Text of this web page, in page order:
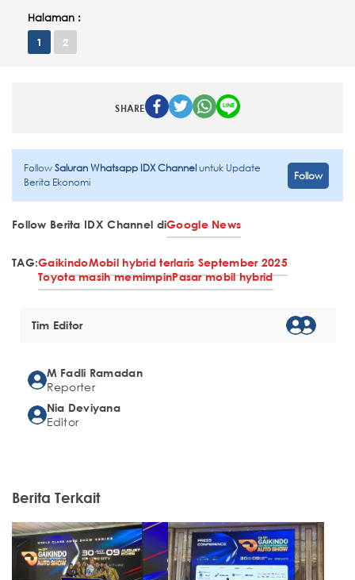
Halaman :
1 2
SHARE
FollowSaluran Whatsapp IDX Channeluntuk Update
Berita Ekonomi
Follow
Follow Berita IDX Channel diGoogle News
TAG:GaikindoMobil hybrid terlaris September 2025
Toyota masih memimpinPasar mobil hybrid
Tim Editor
M Fadli Ramadan
Reporter
Nia Deviyana
Editor
Berita Terkait